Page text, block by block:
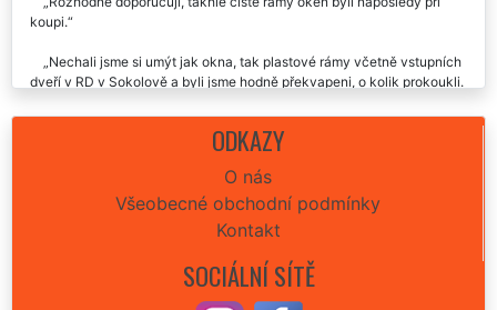
Rozhodně doporučuji, takhle čisté rámy oken byli naposledy při
Nechali jsme si umýt jak okna, tak plastové rámy včetně vstupních
Za mě doporučuji a znova využiji.
Luxusní práce, cena byla hodně zajímavá za umytí asi 50ks dveří v
ODKAZY
O nás
Všeobecné obchodní podmínky
Kontakt
SOCIÁLNÍ SÍTĚ